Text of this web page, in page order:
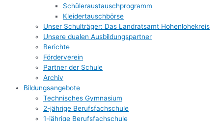
Schüleraustauschprogramm
Kleidertauschbörse
Unser Schulträger: Das Landratsamt Hohenlohekreis
Unsere dualen Ausbildungspartner
Berichte
Förderverein
Partner der Schule
Archiv
Bildungsangebote
Technisches Gymnasium
2-jährige Berufsfachschule
1-jährige Berufsfachschule